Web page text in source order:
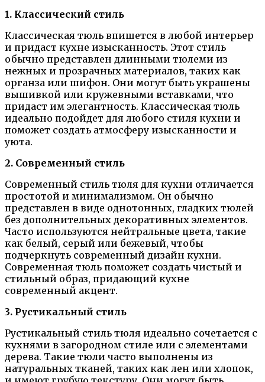
1. Классический стиль
Классическая тюль впишется в любой интерьер
и придаст кухне изысканность. Этот стиль
обычно представлен длинными тюлеми из
нежных и прозрачных материалов, таких как
органза или шифон. Они могут быть украшены
вышивкой или кружевными вставками, что
придаст им элегантность. Классическая тюль
идеально подойдет для любого стиля кухни и
поможет создать атмосферу изысканности и
уюта.
2. Современный стиль
Современный стиль тюля для кухни отличается
простотой и минимализмом. Он обычно
представлен в виде однотонных, гладких тюлей
без дополнительных декоративных элементов.
Часто используются нейтральные цвета, такие
как белый, серый или бежевый, чтобы
подчеркнуть современный дизайн кухни.
Современная тюль поможет создать чистый и
стильный образ, придающий кухне
современный акцент.
3. Рустикальный стиль
Рустикальный стиль тюля идеально сочетается с
кухнями в загородном стиле или с элементами
дерева. Такие тюли часто выполнены из
натуральных тканей, таких как лен или хлопок,